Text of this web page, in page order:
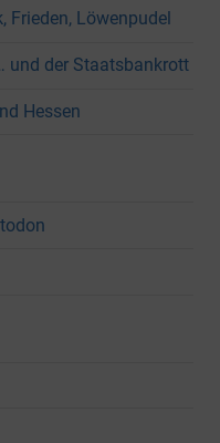
Frieden, Löwenpudel
und der Staatsbankrott
Hessen